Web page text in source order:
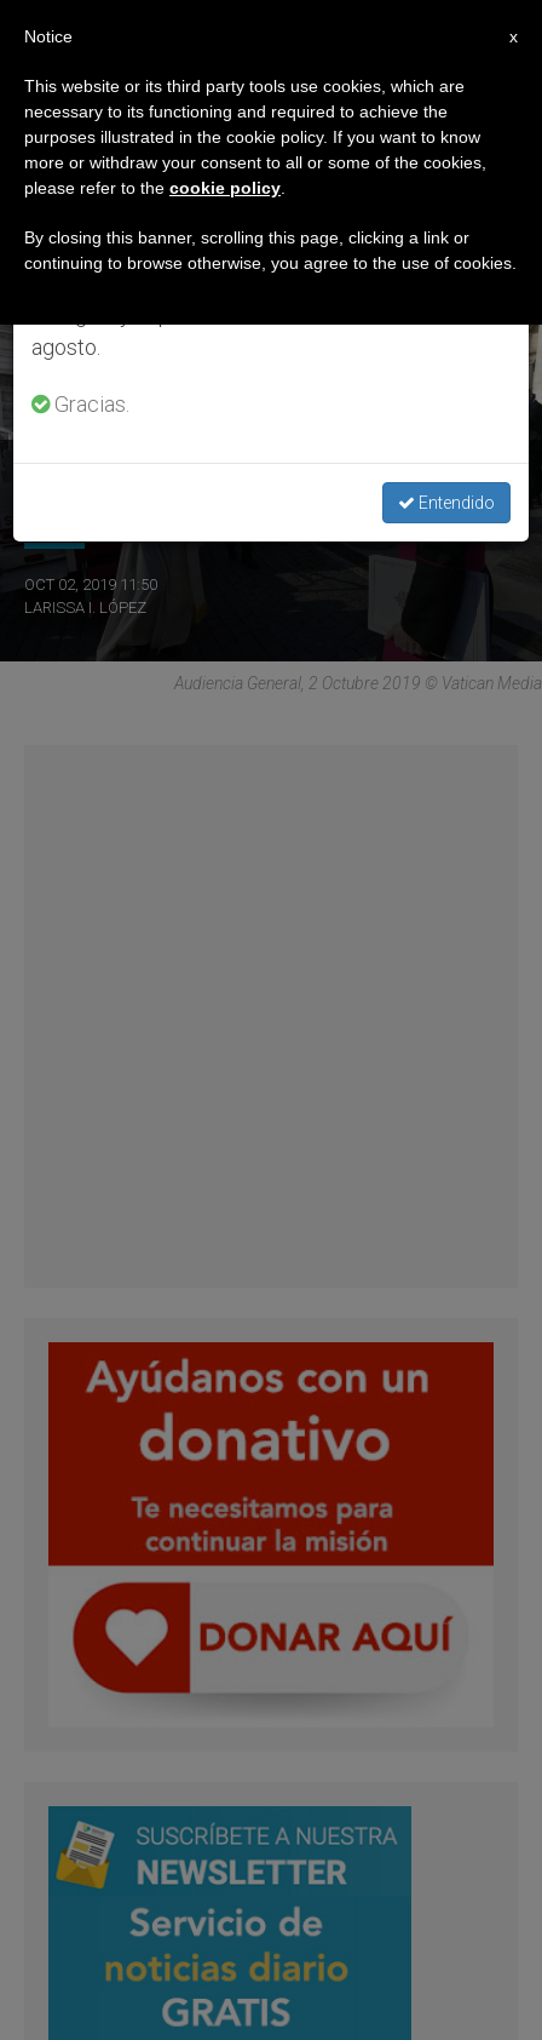
ETIQUETA
Posts Tagged ‘sentido
Misioner’
ÚLTIMAS NOTICIAS
OCT 02, 2019 11:50
LARISSA I. LÓPEZ
Audiencia General, 2 Octubre 2019 © Vatican Media
×
Aviso importante
Del 27 de julio al 7 de agosto haremos la pausa
anual, aprovechando que en el periodo de verano
se generan menos informaciones y también el
agosto.
Gracias.
Entendido
x
Notice
This website or its third party tools use cookies, which are
necessary to its functioning and required to achieve the
purposes illustrated in the cookie policy. If you want to know
more or withdraw your consent to all or some of the cookies,
please refer to the cookie policy
By closing this banner, scrolling this page, clicking a link or
continuing to browse otherwise, you agree to the use of cookies.